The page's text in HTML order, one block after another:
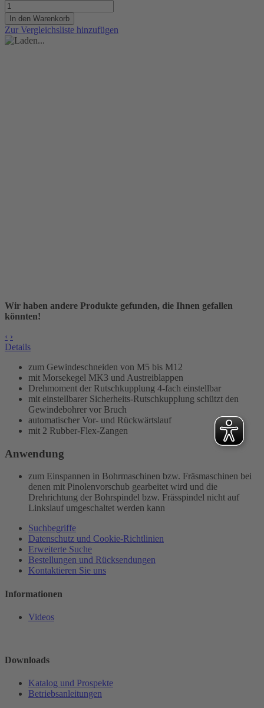
In den Warenkorb
Zur Vergleichsliste hinzufügen
Wir haben andere Produkte gefunden, die Ihnen gefallen
könnten!
‹ ›
Details
zum Gewindeschneiden von M5 bis M12
mit Morsekegel MK3 und Austreiblappen
Drehmoment der Rutschkupplung 4-fach einstellbar
mit einstellbarer Sicherheits-Rutschkupplung schützt den
Gewindebohrer vor Bruch
automatischer Vor- und Rückwärtslauf
mit 2 Rubber-Flex-Zangen
Anwendung
zum Einspannen in Bohrmaschinen bzw. Fräsmaschinen bei
denen mit Pinolenvorschub gearbeitet wird und die
Drehrichtung der Bohrspindel bzw. Frässpindel nicht auf
Linkslauf umgeschaltet werden kann
Suchbegriffe
Datenschutz und Cookie-Richtlinien
Erweiterte Suche
Bestellungen und Rücksendungen
Kontaktieren Sie uns
Informationen
Videos
Downloads
Katalog und Prospekte
Betriebsanleitungen